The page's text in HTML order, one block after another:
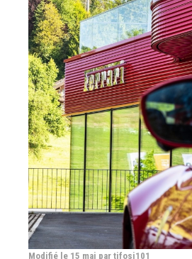
Modifié le 15 mai par tifosi101